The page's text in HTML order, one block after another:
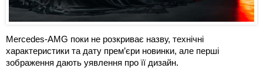
Mercedes-AMG поки не розкриває назву, технічні
характеристики та дату прем’єри новинки, але перші
зображення дають уявлення про її дизайн.